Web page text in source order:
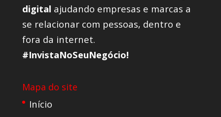
digital ajudando empresas e marcas a
se relacionar com pessoas, dentro e
fora da internet.
#InvistaNoSeuNegócio!
Mapa do site
Início